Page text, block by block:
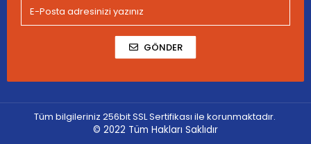
GÖNDER
Tüm bilgileriniz 256bit SSL Sertifikası ile korunmaktadır.
© 2022 Tüm Hakları Saklıdır